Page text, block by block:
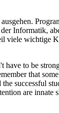
Informatik,
viele wichtige
have to be
that
successful
are